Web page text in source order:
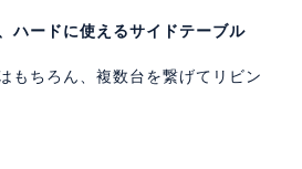
ハードに使えるサイドテーブル
もちろん、複数台を繋げてリビン